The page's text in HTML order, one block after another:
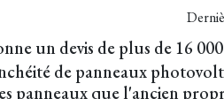
un devis de plus de 16
de panneaux
panneaux que l'ancien